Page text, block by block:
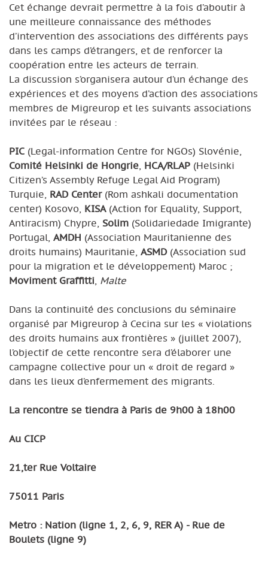
Cet échange devrait permettre à la fois d’aboutir à
une meilleure connaissance des méthodes
d’intervention des associations des différents pays
dans les camps d’étrangers, et de renforcer la
coopération entre les acteurs de terrain.
La discussion s’organisera autour d’un échange des
expériences et des moyens d’action des associations
membres de Migreurop et les suivants associations
invitées par le réseau :
PIC (Legal-information Centre for NGOs) Slovénie,
Comité Helsinki de Hongrie HCA/RLAP (Helsinki
Citizen’s Assembly Refuge Legal Aid Program)
Turquie, RAD Center(Rom ashkali documentation
center) Kosovo, KISA(Action for Equality, Support,
Antiracism) Chypre, Solim (Solidariedade Imigrante)
Portugal, AMDH (Association Mauritanienne des
droits humains) Mauritanie, ASMD(Association sud
pour la migration et le développement) Maroc ;
Moviment Graffitti Malte
Dans la continuité des conclusions du séminaire
organisé par Migreurop à Cecina sur les « violations
des droits humains aux frontières » (juillet 2007),
l’objectif de cette rencontre sera d’élaborer une
campagne collective pour un « droit de regard »
dans les lieux d’enfermement des migrants.
La rencontre se tiendra à Paris de 9h00 à 18h00
Au CICP
21,ter Rue Voltaire
75011 Paris
Metro : Nation (ligne 1, 2, 6, 9, RER A) - Rue de
Boulets (ligne 9)